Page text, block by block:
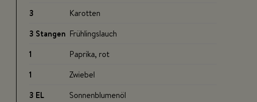
3
Karotten
3 Stangen Frühlingslauch
1
Paprika, rot
1
Zwiebel
3 EL
Sonnenblumenöl